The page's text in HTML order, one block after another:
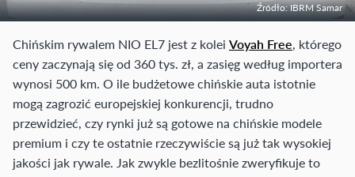
Źródło: IBRM Samar
Chińskim rywalem NIO EL7 jest z kolei Voyah Free, którego
ceny zaczynają się od 360 tys. zł, a zasięg według importera
wynosi 500 km. O ile budżetowe chińskie auta istotnie
mogą zagrozić europejskiej konkurencji, trudno
przewidzieć, czy rynki już są gotowe na chińskie modele
premium i czy te ostatnie rzeczywiście są już tak wysokiej
jakości jak rywale. Jak zwykle bezlitośnie zweryfikuje to